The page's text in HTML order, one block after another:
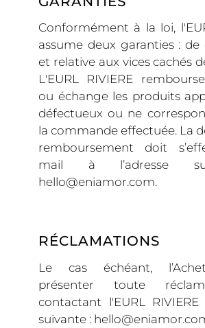
Conformément à la loi,
assume deux garanties :
et relative aux vices cachés
L'EURL RIVIERE
ou échange les produits
défectueux ou ne
la commande effectuée. La
remboursement doit
mail à l’adresse
hello@eniamor.com.
RÉCLAMATIONS
Le cas échéant,
présenter toute
contactant l'EURL RIVIERE
suivante :